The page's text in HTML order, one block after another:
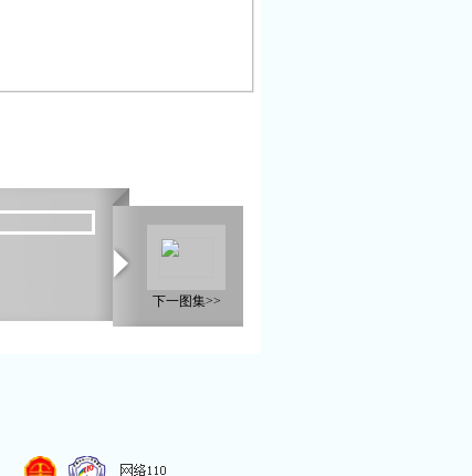
下一图集>>